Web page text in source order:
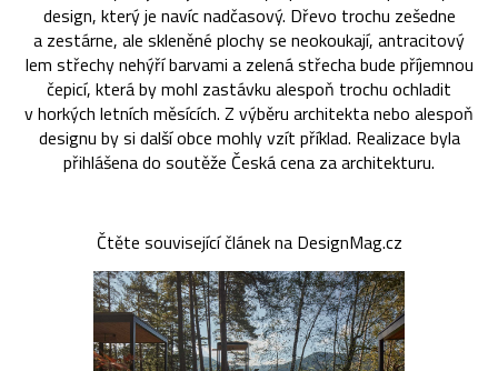
design, který je navíc nadčasový. Dřevo trochu zešedne
a zestárne, ale skleněné plochy se neokoukají, antracitový
lem střechy nehýří barvami a zelená střecha bude příjemnou
čepicí, která by mohl zastávku alespoň trochu ochladit
v horkých letních měsících. Z výběru architekta nebo alespoň
designu by si další obce mohly vzít příklad. Realizace byla
přihlášena do soutěže Česká cena za architekturu.
Čtěte související článek na DesignMag.cz